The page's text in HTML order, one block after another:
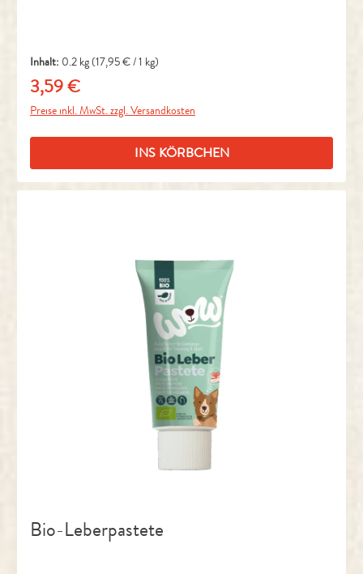
Inhalt: 0.2 kg(17,95 € / 1 kg)
Regulärer Preis:
3,59 €
Preise inkl. MwSt. zzgl. Versandkosten
INS KÖRBCHEN
Bio-Leberpastete